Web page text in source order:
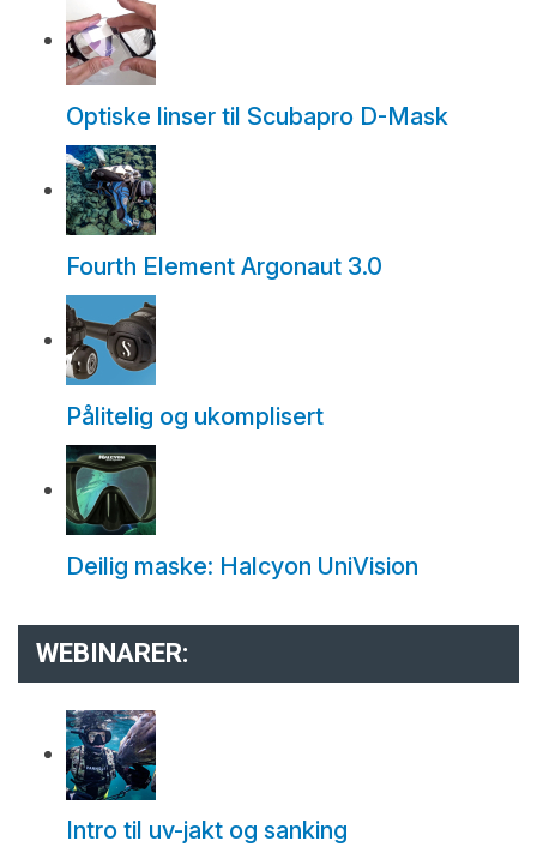
Optiske linser til Scubapro D-Mask
Fourth Element Argonaut 3.0
Pålitelig og ukomplisert
Deilig maske: Halcyon UniVision
WEBINARER:
Intro til uv-jakt og sanking